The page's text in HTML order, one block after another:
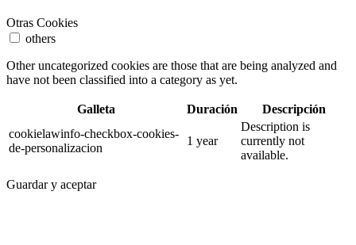
Otras Cookies
others
Other uncategorized cookies are those that are being analyzed and
have not been classified into a category as yet.
Galleta Duración
Descripción
cookielawinfo-checkbox-cookies-
de-personalizacion
1 year
Description is
currently not
available.
Guardar y aceptar